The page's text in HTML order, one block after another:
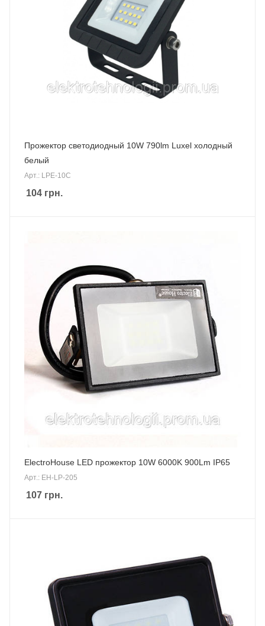
Прожектор светодиодный 10W 790lm Luxel холодный
белый
Арт.: LPE-10C
104 грн.
ElectroHouse LED прожектор 10W 6000K 900Lm IP65
Арт.: EH-LP-205
107 грн.